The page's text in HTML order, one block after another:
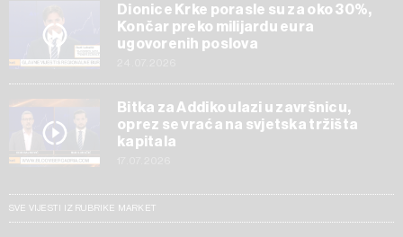
Dionice Krke porasle su za oko 30%,
Končar preko milijardu eura
ugovorenih poslova
Bitka za Addiko ulazi u završnicu,
oprez se vraća na svjetska tržišta
kapitala
SVE VIJESTI IZ RUBRIKE MARKET